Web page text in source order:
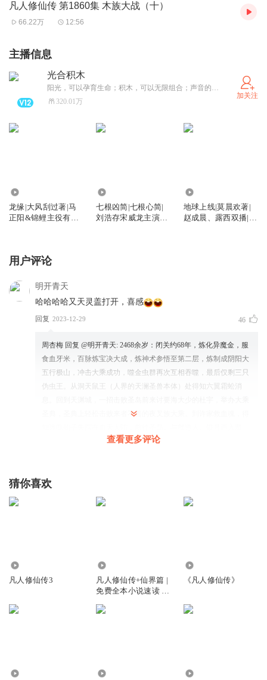
凡人修仙传 第1860集 木族大战（十）
66.22万 12:56
主播信息
光合积木
阳光，可以孕育生命；积木，可以无限组合；声音的积木，把世界说给你听。
320.01万
加关注
龙缘|大风刮过著|马
正阳&锦鲤主役有声
七根凶简|七根心简|
刘浩存宋威龙主演影
地球上线|莫晨欢著|
赵成晨、露西双播|无
用户评论
明开青天
哈哈哈哈又天灵盖打开，喜感
回复 2023-12-29 46
周杏梅 回复 @明开青天: 2468余岁：闭关约68年，炼化异魔金，服
食血牙米，百脉炼宝决大成，炼神术参悟至第二层，炼制成阴阳大
五行极山，冲击大乘成功，噬金虫群再次互相吞噬，最后仅剩三只
伪虫王。从洞天鼠王（人界的天澜圣兽本体）处得知六翼霜蚣消
圣典，圣典上轻松击败来者不善的夜叉族大乘。到许家救血魂，得
界，营救莫简离和敖啸。 与宝花等异界大乘在仙界何康老鬼的帮助
灵界，紫灵拒绝，情愿留在魔界修炼
听友12433410 回复 @ TA化自在 : 炼铁砂掌的是吧？
王。从洞天鼠王（人界的天澜圣兽本体）处得知六翼霜蚣消
查看更多评论
猜你喜欢
凡人修仙传3
凡人修仙传+仙界篇 |
免费全本小说速读 |
洋主演影视原著
《凡人修仙传》